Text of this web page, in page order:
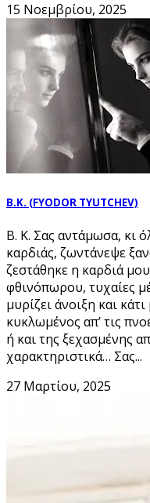
15 Νοεμβρίου, 2025
Β.Κ. (FYODOR TYUTCHEV)
Β. Κ. Σας αντάμωσα, κι
καρδιάς, ζωντάνεψε
ζεστάθηκε η καρδιά
φθινόπωρου, τυχαίες
μυρίζει άνοιξη και
κυκλωμένος απ’ τις
ή και της ξεχασμένης
χαρακτηριστικά… Σας...
27 Μαρτίου, 2025